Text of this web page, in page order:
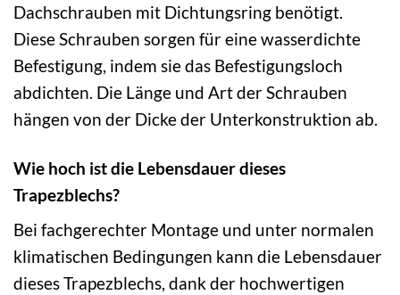
Dachschrauben mit Dichtungsring benötigt.
Diese Schrauben sorgen für eine wasserdichte
Befestigung, indem sie das Befestigungsloch
abdichten. Die Länge und Art der Schrauben
hängen von der Dicke der Unterkonstruktion ab.
Wie hoch ist die Lebensdauer dieses
Trapezblechs?
Bei fachgerechter Montage und unter normalen
klimatischen Bedingungen kann die Lebensdauer
dieses Trapezblechs, dank der hochwertigen